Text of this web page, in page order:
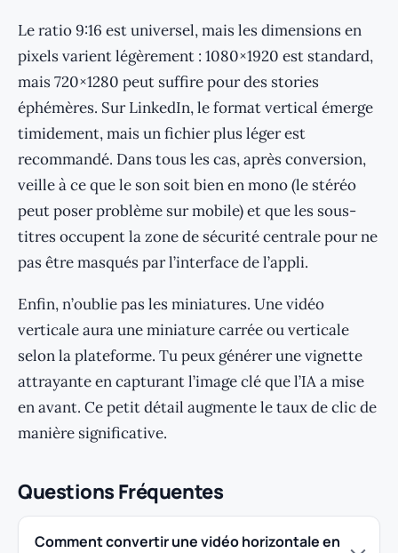
Le ratio 9:16 est universel, mais les dimensions en
pixels varient légèrement : 1080×1920 est standard,
mais 720×1280 peut suffire pour des stories
éphémères. Sur LinkedIn, le format vertical émerge
timidement, mais un fichier plus léger est
recommandé. Dans tous les cas, après conversion,
veille à ce que le son soit bien en mono (le stéréo
peut poser problème sur mobile) et que les sous-
titres occupent la zone de sécurité centrale pour ne
pas être masqués par l’interface de l’appli.
Enfin, n’oublie pas les miniatures. Une vidéo
verticale aura une miniature carrée ou verticale
selon la plateforme. Tu peux générer une vignette
attrayante en capturant l’image clé que l’IA a mise
en avant. Ce petit détail augmente le taux de clic de
manière significative.
Questions Fréquentes
Comment convertir une vidéo horizontale en